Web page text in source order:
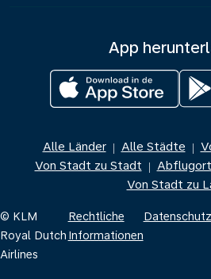
App
Alle Länder | Alle Städte |
Von Stadt zu Stadt |
Von Stadt zu
© KLM
Royal Dutch
Airlines
Rechtliche
Informationen